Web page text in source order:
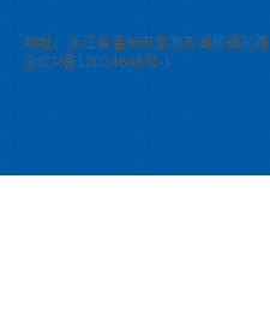
地址：浙江省温州市龙港市湖前镇前路
浙ICP备12024646号-1